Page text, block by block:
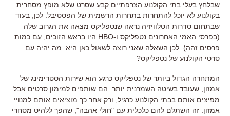
שבלחץ בעלי בתי הקולנוע הצרפתיים קבע שסרט שלא מופץ מסחרית
בקולנוע לא יוכל להתחרות בתחרות הרשמית של הפסטיבל לכן בעוד
שבתחום סדרות הטלוויזיה נראה שנטפליקס מצאה את הגרוב שלה
(בפרסי האמי האחרונים נטפליקס ו-HBO היו בראש הזוכים עם כמות
פרסים זהה). לכן השאלה שאני רוצה לשאול כאן היא: מה יהיה עם
סרטי הקולנוע של נטפליקס?
המתחרה הגדול ביותר של נטפליקס כרגע הוא שירות הסטרימינג של
אמזון שעובד בשיטה השמרנית יותר: הם שותפים למימון סרטים אבל
מפיצים אותם בבתי הקולנוע כרגיל ורק אחר כך מוציאים אותם למנויי
אמזון זה השתלם להם כלכלית עם "חולי אהבה", שהפך ללהיט מסחרי